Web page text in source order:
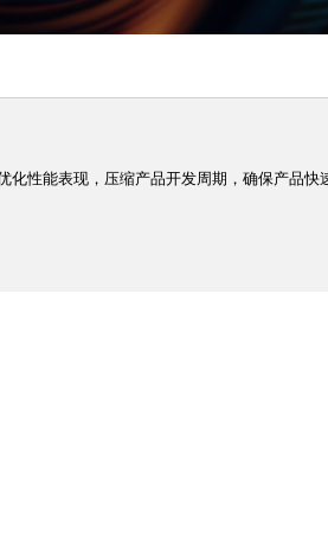
性能表现，压缩产品开发周期，确保产品快